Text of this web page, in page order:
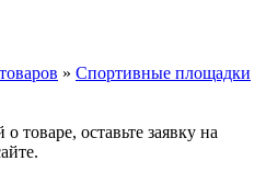
» Спортивные площадки
товаре, оставьте заявку на